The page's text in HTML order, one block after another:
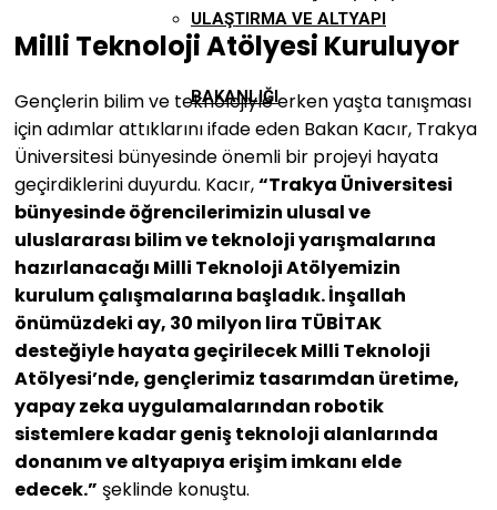
ULAŞTIRMA VE ALTYAPI
BAKANLIĞI
Milli Teknoloji Atölyesi Kuruluyor
Gençlerin bilim ve teknolojiyle erken yaşta tanışması
için adımlar attıklarını ifade eden Bakan Kacır, Trakya
Üniversitesi bünyesinde önemli bir projeyi hayata
geçirdiklerini duyurdu. Kacır,“Trakya Üniversitesi
bünyesinde öğrencilerimizin ulusal ve
uluslararası bilim ve teknoloji yarışmalarına
hazırlanacağı Milli Teknoloji Atölyemizin
kurulum çalışmalarına başladık. İnşallah
önümüzdeki ay, 30 milyon lira TÜBİTAK
desteğiyle hayata geçirilecek Milli Teknoloji
Atölyesi’nde, gençlerimiz tasarımdan üretime,
yapay zeka uygulamalarından robotik
sistemlere kadar geniş teknoloji alanlarında
donanım ve altyapıya erişim imkanı elde
edecek.” şeklinde konuştu.